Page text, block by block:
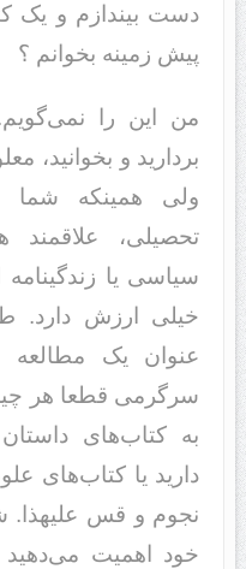
دست بیندازم و یک
پیش زمینه بخوانم ؟
من این را
بردارید و
ولی همینکه شما
تحصیلی، علاقمند
سیاسی یا زندگینامه
خیلی ارزش دارد.
عنوان یک مطالعه
سرگرمی‌ قطعا هر
به کتاب‌های داستان
دارید یا کتاب‌های
نجوم و قس علیهذا.
خود اهمیت می‌دهید